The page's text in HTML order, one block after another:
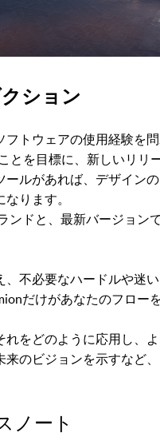
ション
トウェアの使用経験を
を目標に、新しいリリ
ルがあれば、デザイン
ります。
ンドと、最新バージョン
不必要なハードルや迷
だけがあなたのフロー
をどのように応用し、
来のビジョンを示すなど
ノート